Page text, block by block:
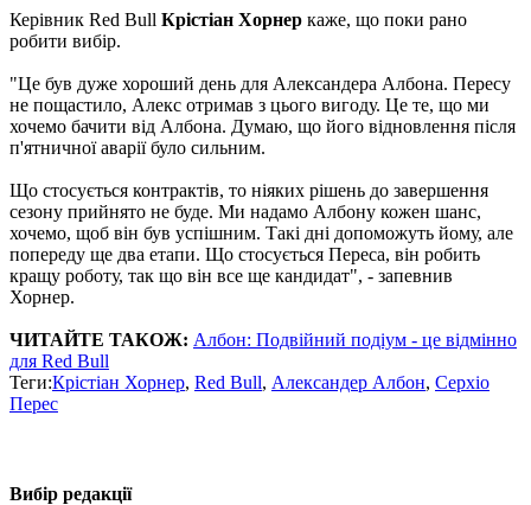
Керівник Red Bull Крістіан Хорнер каже, що поки рано
робити вибір.
"Це був дуже хороший день для Александера Албона. Пересу
не пощастило, Алекс отримав з цього вигоду. Це те, що ми
хочемо бачити від Албона. Думаю, що його відновлення після
п'ятничної аварії було сильним.
Що стосується контрактів, то ніяких рішень до завершення
сезону прийнято не буде. Ми надамо Албону кожен шанс,
хочемо, щоб він був успішним. Такі дні допоможуть йому, але
попереду ще два етапи. Що стосується Переса, він робить
кращу роботу, так що він все ще кандидат", - запевнив
Хорнер.
ЧИТАЙТЕ ТАКОЖ: Албон: Подвійний подіум - це відмінно
для Red Bull
Теги:Крістіан Хорнер, Red Bull, Александер Албон, Серхіо
Перес
Вибір редакції